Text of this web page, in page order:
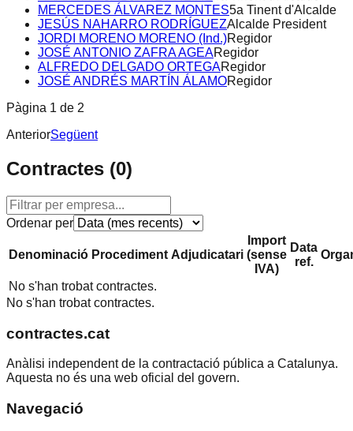
MERCEDES ÁLVAREZ MONTES5a Tinent d'Alcalde
JESÚS NAHARRO RODRÍGUEZAlcalde President
JORDI MORENO MORENO (Ind.)Regidor
JOSÉ ANTONIO ZAFRA AGEARegidor
ALFREDO DELGADO ORTEGARegidor
JOSÉ ANDRÉS MARTÍN ÁLAMORegidor
Pàgina 1 de 2
AnteriorSegüent
Contractes (0)
Ordenar per
Denominació Procediment Adjudicatari
Import
(sense
IVA)
Data
ref.
No s'han trobat contractes.
No s'han trobat contractes.
contractes.cat
Anàlisi independent de la contractació pública a Catalunya.
Aquesta no és una web oficial del govern.
Navegació